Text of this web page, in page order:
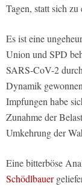
Tagen, statt sich zu
Es ist eine
Union und SPD
SARS-CoV-2
Dynamik
Impfungen habe
Zunahme der
Umkehrung der
Eine bitterböse
Schödlbauer